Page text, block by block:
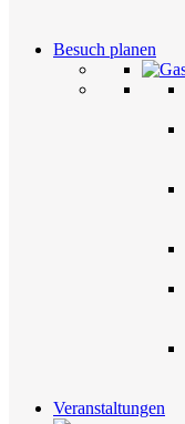
Besuch planen
Veranstaltungen